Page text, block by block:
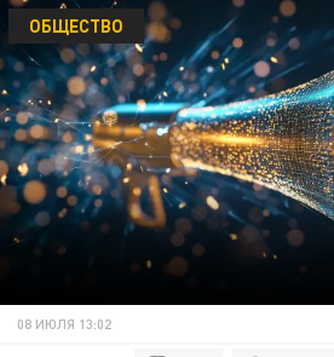
ОБЩЕСТВО
08 ИЮЛЯ 13:02